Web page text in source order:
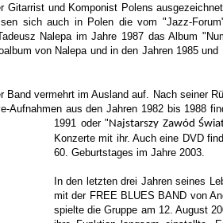
und Komponist Polens
sich auch in Polen die vom "Jazz-
Nalepa im Jahre 1987 das Album
von Nalepa und in den Jahren 1985
Band vermehrt im Ausland auf. Nach
Aufnahmen aus den Jahren 1982 bis 1988
1991 oder " Najstarszy Zawód
Konzerte mit ihr. Auch eine DVD
60. Geburtstages im Jahre 2003.
In den letzten drei Jahren seines
mit der FREE BLUES BAND von
spielte die Gruppe am 12. August